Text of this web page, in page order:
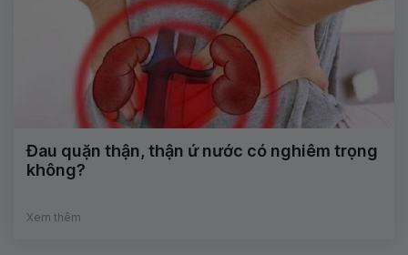
Đau quặn thận, thận ứ nước có nghiêm trọng
không?
Xem thêm